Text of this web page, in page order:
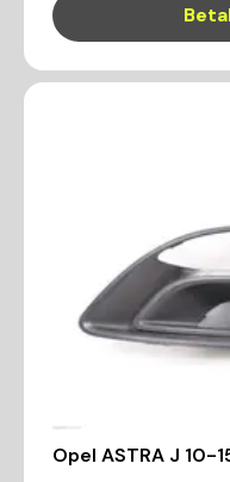
Opel ASTRA J 10-